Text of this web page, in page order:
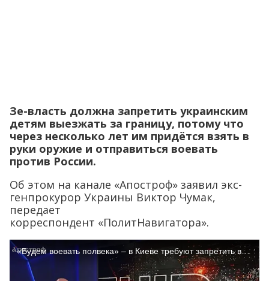
Зе-власть должна запретить украинским
детям выезжать за границу, потому что
через несколько лет им придётся взять в
руки оружие и отправиться воевать
против России.
Об этом на канале «Апостроф» заявил экс-
генпрокурор Украины Виктор Чумак,
передает
корреспондент «ПолитНавигатора».